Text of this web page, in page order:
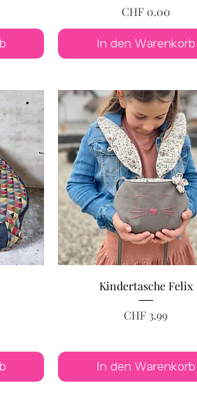
Preis
CHF 0.00
In den Warenkorb
Kindertasche Felix
Preis
CHF 3.99
In den Warenkorb